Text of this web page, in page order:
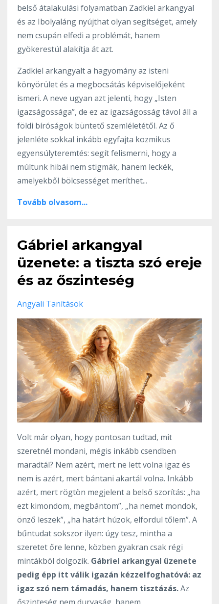
belső átalakulási folyamatban Zadkiel arkangyal
és az Ibolyaláng nyújthat olyan segítséget, amely
nem csupán elfedi a problémát, hanem
gyökerestül alakítja át azt.
Zadkiel arkangyalt a hagyomány az isteni
könyörület és a megbocsátás képviselőjeként
ismeri. A neve ugyan azt jelenti, hogy „Isten
igazságossága”, de ez az igazságosság távol áll a
földi bíróságok büntető szemléletétől. Az ő
jelenléte sokkal inkább egyfajta kozmikus
egyensúlyteremtés: segít felismerni, hogy a
múltunk hibái nem stigmák, hanem leckék,
amelyekből bölcsességet meríthet...
Tovább olvasom...
Gábriel arkangyal
üzenete: a tiszta szó ereje
és az őszinteség
Angyali Tanítások
Volt már olyan, hogy pontosan tudtad, mit
szeretnél mondani, mégis inkább csendben
maradtál? Nem azért, mert ne lett volna igaz és
nem is azért, mert bántani akartál volna. Inkább
azért, mert rögtön megjelent a belső szorítás: „ha
ezt kimondom, megbántom”, „ha nemet mondok,
önző leszek”, „ha határt húzok, elfordul tőlem”. A
bűntudat sokszor ilyen: úgy tesz, mintha a
szeretet őre lenne, közben gyakran csak régi
mintákból dolgozik. Gábriel arkangyal üzenete
pedig épp itt válik igazán kézzelfoghatóvá: az
igaz szó nem támadás, hanem tisztázás.Az